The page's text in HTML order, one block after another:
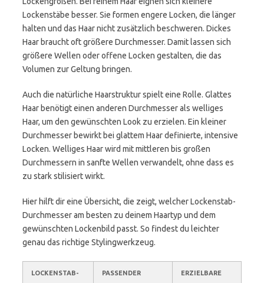
Lockenstäbe besser. Sie formen engere Locken, die länger
halten und das Haar nicht zusätzlich beschweren. Dickes
Haar braucht oft größere Durchmesser. Damit lassen sich
größere Wellen oder offene Locken gestalten, die das
Volumen zur Geltung bringen.
Auch die natürliche Haarstruktur spielt eine Rolle. Glattes
Haar benötigt einen anderen Durchmesser als welliges
Haar, um den gewünschten Look zu erzielen. Ein kleiner
Durchmesser bewirkt bei glattem Haar definierte, intensive
Locken. Welliges Haar wird mit mittleren bis großen
Durchmessern in sanfte Wellen verwandelt, ohne dass es
zu stark stilisiert wirkt.
Hier hilft dir eine Übersicht, die zeigt, welcher Lockenstab-
Durchmesser am besten zu deinem Haartyp und dem
gewünschten Lockenbild passt. So findest du leichter
genau das richtige Stylingwerkzeug.
LOCKENSTAB-
PASSENDER
ERZIELBARE